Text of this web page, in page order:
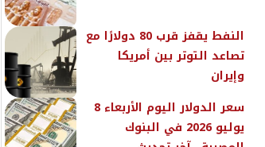
النفط يقفز قرب 80 دولارًا مع
تصاعد التوتر بين أمريكا
وإيران
سعر الدولار اليوم الأربعاء 8
يوليو 2026 في البنوك